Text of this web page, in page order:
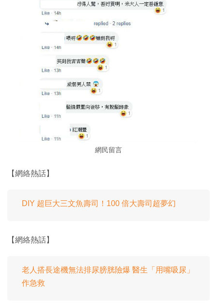
網民留言
【網絡熱話】
DIY 超巨大三文魚壽司！100 倍大壽司超夢幻
【網絡熱話】
老人搭長途機無法排尿膀胱險爆 醫生「用嘴吸尿」
作急救